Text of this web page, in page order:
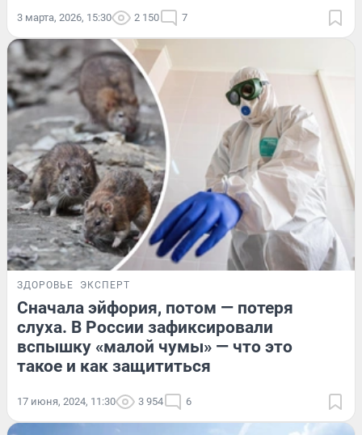
3 марта, 2026, 15:30 2 150 7
ЗДОРОВЬЕ ЭКСПЕРТ
Сначала эйфория, потом — потеря
слуха. В России зафиксировали
вспышку «малой чумы» — что это
такое и как защититься
17 июня, 2024, 11:30 3 954 6